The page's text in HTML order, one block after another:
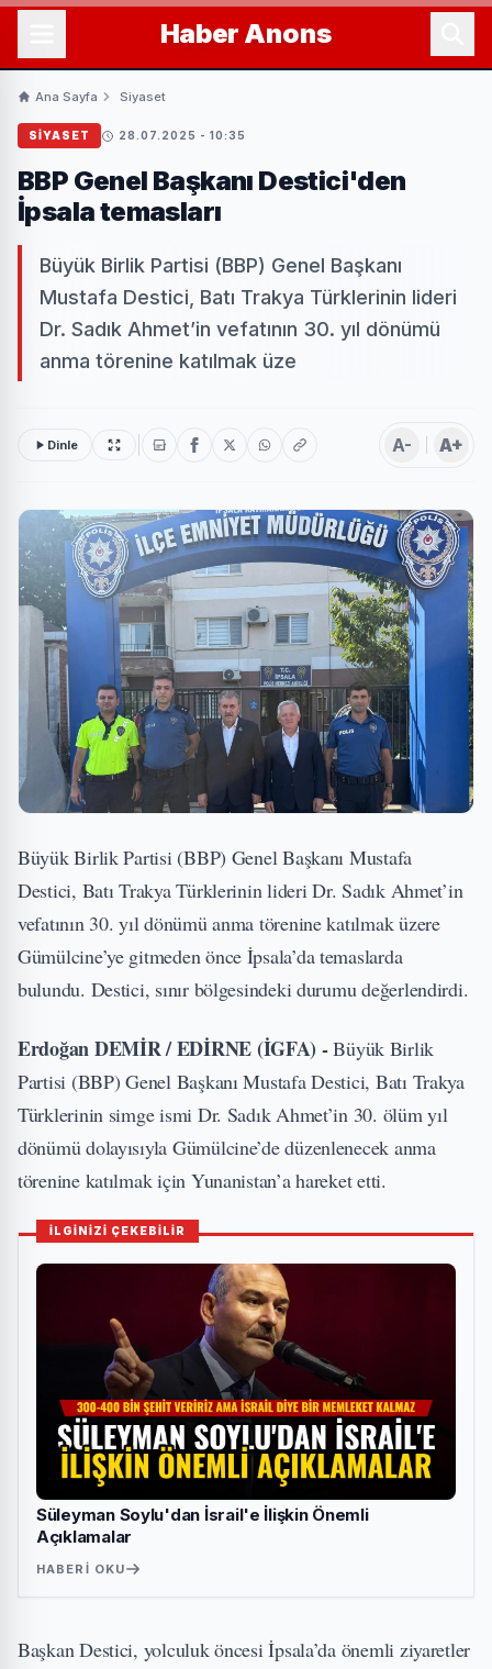
Haber Anons
Ana Sayfa Siyaset
SIYASET 28.07.2025 - 10:35
BBP Genel Başkanı Destici'den
İpsala temasları
Büyük Birlik Partisi (BBP) Genel Başkanı
Mustafa Destici, Batı Trakya Türklerinin lideri
Dr. Sadık Ahmet’in vefatının 30. yıl dönümü
anma törenine katılmak üze
Dinle A- A+
Büyük Birlik Partisi (BBP) Genel Başkanı Mustafa
Destici, Batı Trakya Türklerinin lideri Dr. Sadık Ahmet’in
vefatının 30. yıl dönümü anma törenine katılmak üzere
Gümülcine’ye gitmeden önce İpsala’da temaslarda
bulundu. Destici, sınır bölgesindeki durumu değerlendirdi.
Erdoğan DEMİR / EDİRNE (İGFA) -Büyük Birlik
Partisi (BBP) Genel Başkanı Mustafa Destici, Batı Trakya
Türklerinin simge ismi Dr. Sadık Ahmet’in 30. ölüm yıl
dönümü dolayısıyla Gümülcine’de düzenlenecek anma
törenine katılmak için Yunanistan’a hareket etti.
İLGİNİZİ ÇEKEBİLİR
Süleyman Soylu'dan İsrail'e İlişkin Önemli
Açıklamalar
HABERI OKU
Başkan Destici, yolculuk öncesi İpsala’da önemli ziyaretler